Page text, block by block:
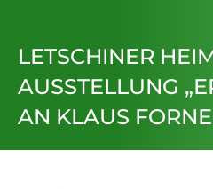
LETSCHINER
AUSSTELLUNG
AN KLAUS